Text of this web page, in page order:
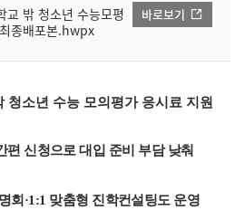
밖 청소년 수능모평
종배포본.hwpx
바로보기
청소년 수능 모의평가 응시료 지원
편 신청으로 대입 준비 부담 낮춰
회 ·1:1 맞춤형 진학컨설팅도 운영